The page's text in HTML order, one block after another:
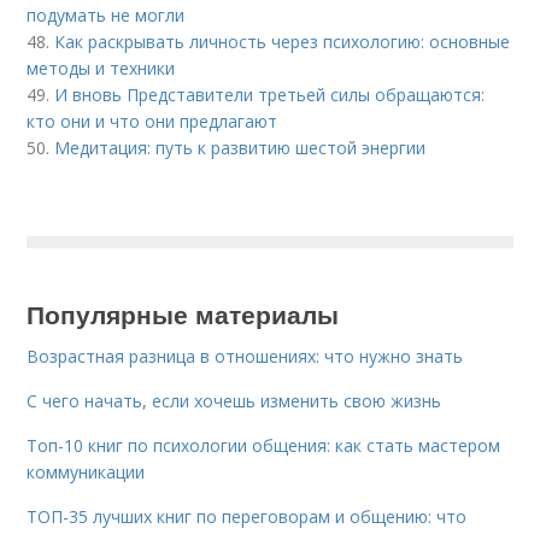
подумать не могли
48. Как раскрывать личность через психологию: основные
методы и техники
49. И вновь Представители третьей силы обращаются:
кто они и что они предлагают
50. Медитация: путь к развитию шестой энергии
Популярные материалы
Возрастная разница в отношениях: что нужно знать
С чего начать, если хочешь изменить свою жизнь
Топ-10 книг по психологии общения: как стать мастером
коммуникации
ТОП-35 лучших книг по переговорам и общению: что